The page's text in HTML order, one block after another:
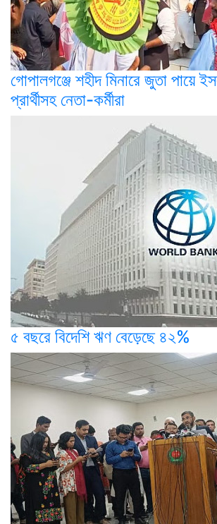
গোপালগঞ্জে শহীদ মিনারে জুতা পায়ে
প্রার্থীসহ নেতা-কর্মীরা
৫ বছরে বিদেশি ঋণ বেড়েছে ৪২%